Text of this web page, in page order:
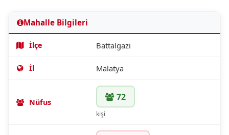
Mahalle Bilgileri
İlçe Battalgazi
İl Malatya
Nüfus 72
kişi